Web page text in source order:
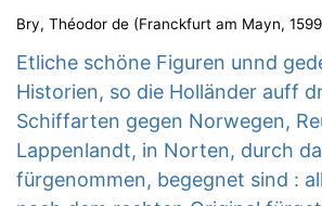
Bry, Théodor de (Franckfurt am Mayn, 1599
Etliche schöne Figuren unnd
Historien, so die Holländer auff
Schiffarten gegen Norwegen,
Lappenlandt, in Norten, durch
fürgenommen, begegnet sind :